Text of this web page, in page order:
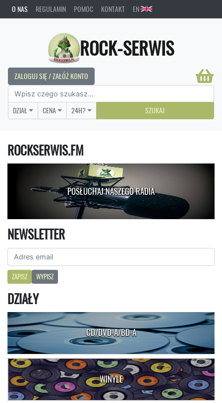
O NAS REGULAMIN POMOC KONTAKT EN
ROCK-SERWIS
ZALOGUJ SIĘ / ZAŁÓŻ KONTO
DZIAŁ CENA 24H? SZUKAJ
ROCKSERWIS.FM
POSŁUCHAJ NASZEGO RADIA
NEWSLETTER
ZAPISZ WYPISZ
DZIAŁY
CD/DVD-A/BD-A
WINYLE